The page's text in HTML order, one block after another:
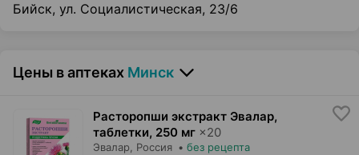
Бийск, ул. Социалистическая, 23/6
Цены в аптеках Минск
Расторопши экстракт Эвалар,
таблетки, 250 мг ×20
Эвалар, Россия • без рецепта